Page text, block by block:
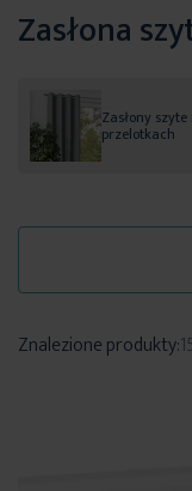
Zasłona
Zasłony szyte
przelotkach
Znalezione produkty: